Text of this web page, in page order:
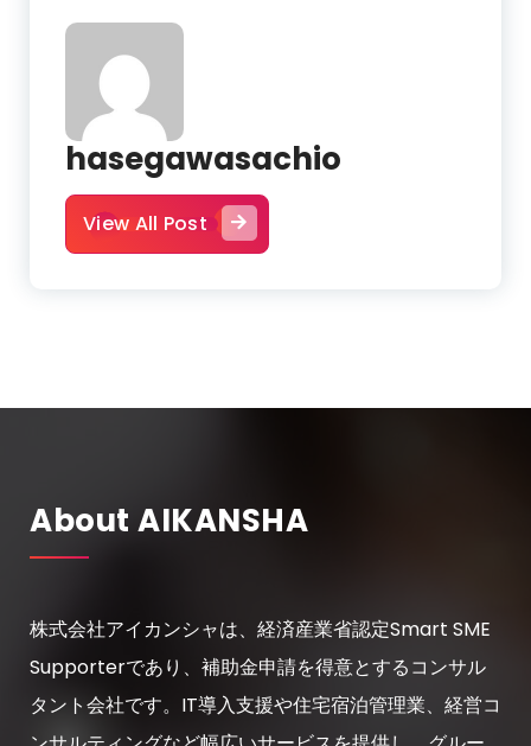
hasegawasachio
View All Post
About AIKANSHA
株式会社アイカンシャは、経済産業省認定Smart SME
Supporterであり、補助金申請を得意とするコンサル
タント会社です。IT導入支援や住宅宿泊管理業、経営コ